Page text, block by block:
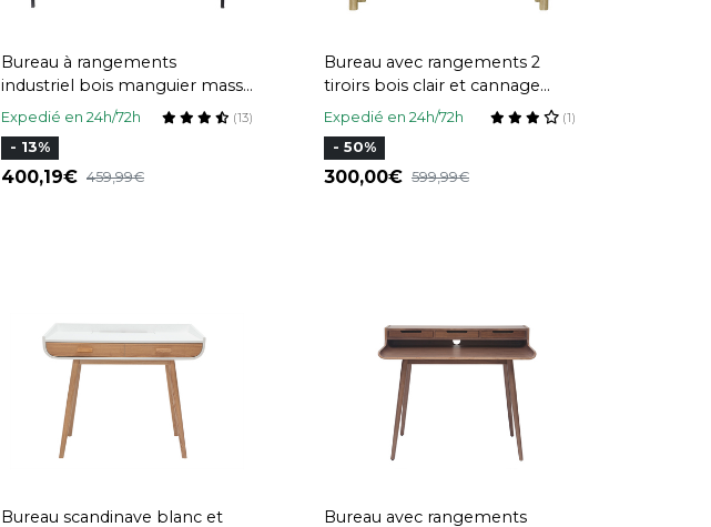
Bureau à rangements
industriel bois manguier massif
et métal noir L118 cm YPSTER
Expedié en 24h/72h (13)
- 13%
400,19 459,99
Bureau avec rangements 2
tiroirs bois clair et cannage
rotin L120 cm GALINA
Expedié en 24h/72h (1)
- 50%
300,00 599,99
Bureau scandinave blanc et Bureau avec rangements